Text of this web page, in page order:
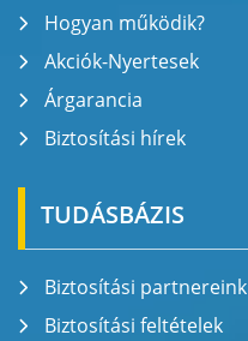
Hogyan működik?
Akciók-Nyertesek
Árgarancia
Biztosítási hírek
TUDÁSBÁZIS
Biztosítási partnereink
Biztosítási feltételek